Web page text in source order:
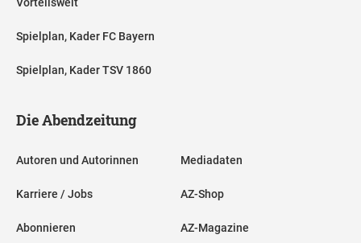
Spielplan, Kader FC Bayern
Spielplan, Kader TSV 1860
Die Abendzeitung
Autoren und Autorinnen
Karriere / Jobs
Abonnieren
Mediadaten
AZ-Shop
AZ-Magazine